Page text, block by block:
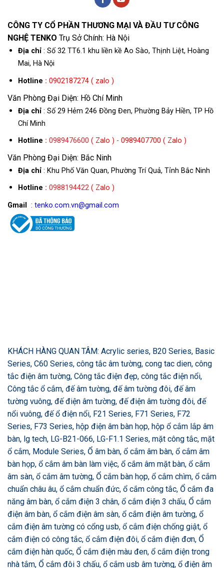
CÔNG TY CỔ PHẦN THƯƠNG MẠI VÀ ĐẦU TƯ CÔNG
NGHỆ TENKO Trụ Sở Chính: Hà Nội
Địa chỉ: Số 32 TT6.1 khu liền kề Ao Sào, Thịnh Liệt, Hoàng
Mai, Hà Nội
Hotline : 0902187274 ( zalo )
Văn Phòng Đại Diện: Hồ Chí Minh
Địa chỉ: Số 29 Hẻm 246 Đồng Đen, Phường Bảy Hiền, TP Hồ
Chí Minh
Hotline : 0989476600 ( Zalo ) - 0989407700 ( Zalo )
Văn Phòng Đại Diện: Bắc Ninh
Địa chỉ: Khu Phố Văn Quan, Phường Trí Quả, Tỉnh Bắc Ninh
Hotline : 0988194422( Zalo )
Gmail : tenko.com.vn@gmail.com
KHÁCH HÀNG QUAN TÂM: Acrylic series, B20 Series, Basic
Series, C60 Series, công tắc âm tường, cong tac dien, công
tắc điện âm tường, Công tắc điện đẹp, công tắc điện nổi,
Công tắc ổ cắm, đế âm tường, đế âm tường đôi, đế âm
tường vuông, đế điện âm tường, đế điện âm tường đôi, đế
nổi vuông, đế ổ điện nổi, F21 Series, F71 Series, F72
Series, F73 Series, hộp điện âm bàn họp, hộp ổ cắm lắp âm
bàn, lg tech, LG-B21-066, LG-F1.1 Series, mặt công tắc, mặt
ổ cắm, Module Series, Ổ âm bàn, ổ cắm âm bàn, ổ cắm âm
bàn họp, ổ cắm âm bàn làm việc, ổ cắm âm mặt bàn, ổ cắm
âm sàn, ổ cắm âm tường, Ổ cắm bàn họp, ổ cắm chìm, ổ cắm
chuẩn châu âu, ổ cắm chuẩn đức, ổ cắm công tắc, Ổ cắm đa
năng âm bàn, ổ cắm điện 3 chân, ổ cắm điện 3 chấu, Ổ cắm
điện âm bàn, ổ cắm điện âm sàn, ổ cắm điện âm tường, ổ
cắm điện âm tường có cổng usb, ổ cắm điện chống giật, ổ
cắm điện có công tắc, ổ cắm điện đôi, ổ cắm điện đơn, Ổ
cắm điện hàn quốc, Ổ cắm điện màu đen, ổ cắm điện trong
nhà tắm, Ổ cắm đôi 3 chấu, ổ cắm usb âm tường, ổ điện âm